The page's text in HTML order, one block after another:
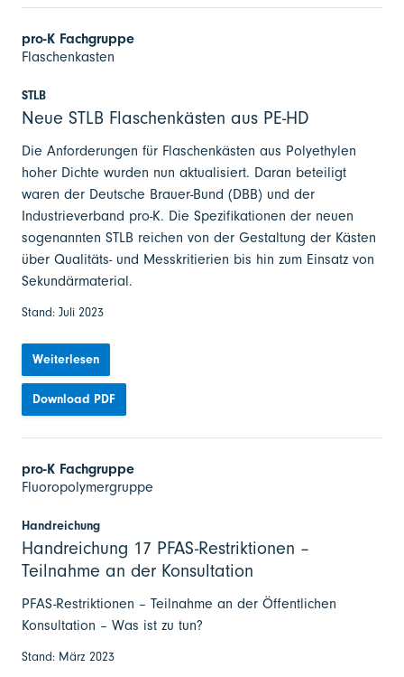
pro-K Fachgruppe
Flaschenkasten
STLB
Neue STLB Flaschenkästen aus PE-HD
Die Anforderungen für Flaschenkästen aus Polyethylen
hoher Dichte wurden nun aktualisiert. Daran beteiligt
waren der Deutsche Brauer-Bund (DBB) und der
Industrieverband pro-K. Die Spezifikationen der neuen
sogenannten STLB reichen von der Gestaltung der Kästen
über Qualitäts- und Messkritierien bis hin zum Einsatz von
Sekundärmaterial.
Stand: Juli 2023
Weiterlesen
Download PDF
pro-K Fachgruppe
Fluoropolymergruppe
Handreichung
Handreichung 17 PFAS-Restriktionen –
Teilnahme an der Konsultation
PFAS-Restriktionen – Teilnahme an der Öffentlichen
Konsultation – Was ist zu tun?
Stand: März 2023